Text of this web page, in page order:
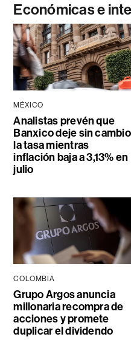
Económicas e
MÉXICO
Analistas prevén que
Banxico deje sin cambio
la tasa mientras
inflación baja a 3,13% en
julio
COLOMBIA
Grupo Argos anuncia
millonaria recompra de
acciones y promete
duplicar el dividendo